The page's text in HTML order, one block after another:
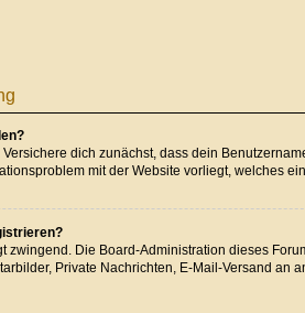
dich zunächst, dass dein
mit der Website vorliegt, welches
zwingend. Die Board-Administration dieses
Private Nachrichten, E-Mail-Versand